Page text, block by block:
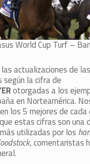
World Cup Turf –
actualizaciones de las
según la cifra de
otorgadas a los
en Norteamérica.
los 5 mejores de cada
estas cifras son una
utilizadas por los
, comentaristas